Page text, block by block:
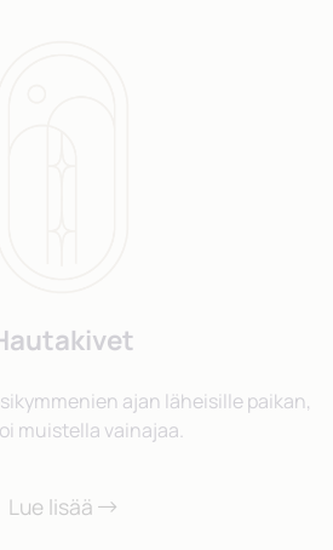
ajan läheisille paikan,
muistella vainajaa.
Lue lisää